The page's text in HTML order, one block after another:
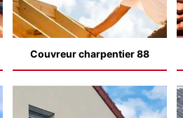
Couvreur charpentier 88